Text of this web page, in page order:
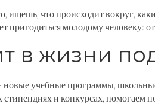
ищешь, что происходит вокруг,
пригодиться молодому человеку:
в жизни
учебные программы,
и конкурсах, помогаем